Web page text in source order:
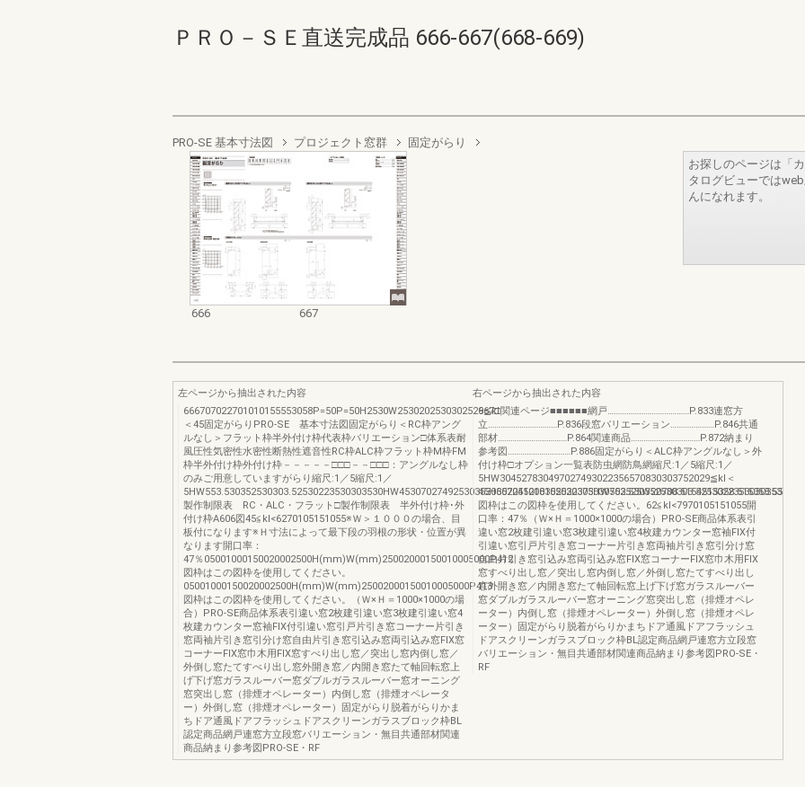
ＰＲＯ－ＳＥ直送完成品 666-667(668-669)
PRO-SE 基本寸法図 プロジェクト窓群 固定がらり
666 667
お探しのページは「
タログビューでは
んになれます。
左ページから抽出された内容
666707022701010155553058P=50P=50H2530W2530202530302529≦kl
＜45固定がらりPRO-SE 基本寸法図固定がらり＜RC枠アング
ルなし＞フラット枠半外付け枠代表枠バリエーション□体系表耐
風圧性気密性水密性断熱性遮音性RC枠ALC枠フラット枠M枠FM
枠半外付け枠外付け枠－－－－－□□□－－□□□：アングルなし枠
のみご用意していますがらり縮尺:1／5縮尺:1／
製作制限表 RC・ALC・フラット□製作制限表 半外付け枠･外
付け枠A606図45≦kl<6270105151055※Ｗ＞１０００の場合、目
板付になります※Ｈ寸法によって最下段の羽根の形状・位置が異
なります開口率：
47％05001000150020002500H(mm)W(mm)25002000150010005000P412
図枠はこの図枠を使用してください。
05001000150020002500H(mm)W(mm)25002000150010005000P413
図枠はこの図枠を使用してください。（Ｗ×Ｈ＝1000×1000の場
合）PRO-SE商品体系表引違い窓2枚建引違い窓3枚建引違い窓4
枚建カウンター窓袖FIX付引違い窓引戸片引き窓コーナー片引き
窓両袖片引き窓引分け窓自由片引き窓引込み窓両引込み窓FIX窓
コーナーFIX窓巾木用FIX窓すべり出し窓／突出し窓内倒し窓／
外倒し窓たてすべり出し窓外開き窓／内開き窓たて軸回転窓上
げ下げ窓ガラスルーバー窓ダブルガラスルーバー窓オーニング
窓突出し窓（排煙オペレーター）内倒し窓（排煙オペレータ
ー）外倒し窓（排煙オペレーター）固定がらり脱着がらりかま
ちドア通風ドアフラッシュドアスクリーンガラスブロック枠BL
認定商品網戸連窓方立段窓バリエーション・無目共通部材関連
商品納まり参考図PRO-SE・RF
右ページから抽出された内容
667□関連ページ■■■■■■網戸…………………………………P.833連窓方
立……………………………P.836段窓バリエーション…………………P.846共通
部材……………………………P.864関連商品……………………………P.872納まり
参考図…………………………P.886固定がらり＜ALC枠アングルなし＞外
付け枠□オプション一覧表防虫網防鳥網縮尺:1／5縮尺:1／
5HW304527830497027493022356570830303752029≦kl＜
図枠はこの図枠を使用してください。62≦kl<7970105151055開
口率：47％（Ｗ×Ｈ＝1000×1000の場合）PRO-SE商品体系表引
違い窓2枚建引違い窓3枚建引違い窓4枚建カウンター窓袖FIX付
引違い窓引戸片引き窓コーナー片引き窓両袖片引き窓引分け窓
自由片引き窓引込み窓両引込み窓FIX窓コーナーFIX窓巾木用FIX
窓すべり出し窓／突出し窓内倒し窓／外倒し窓たてすべり出し
窓外開き窓／内開き窓たて軸回転窓上げ下げ窓ガラスルーバー
窓ダブルガラスルーバー窓オーニング窓突出し窓（排煙オペレ
ーター）内倒し窓（排煙オペレーター）外倒し窓（排煙オペレ
ーター）固定がらり脱着がらりかまちドア通風ドアフラッシュ
ドアスクリーンガラスブロック枠BL認定商品網戸連窓方立段窓
バリエーション・無目共通部材関連商品納まり参考図PRO-SE・
RF